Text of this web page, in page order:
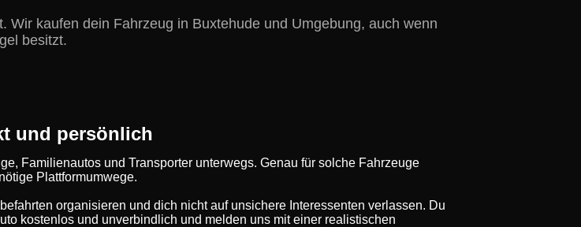
kaufen dein Fahrzeug in Buxtehude und Umgebung, auch wenn
besitzt.
und persönlich
Familienautos und Transporter unterwegs. Genau für solche Fahrzeuge
Plattformumwege.
organisieren und dich nicht auf unsichere Interessenten verlassen. Du
kostenlos und unverbindlich und melden uns mit einer realistischen